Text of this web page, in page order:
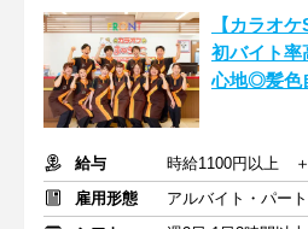
【カラオ
初バイト率
心地◎髪
給与
時給1100円以上
雇用形態
アルバイト・パート